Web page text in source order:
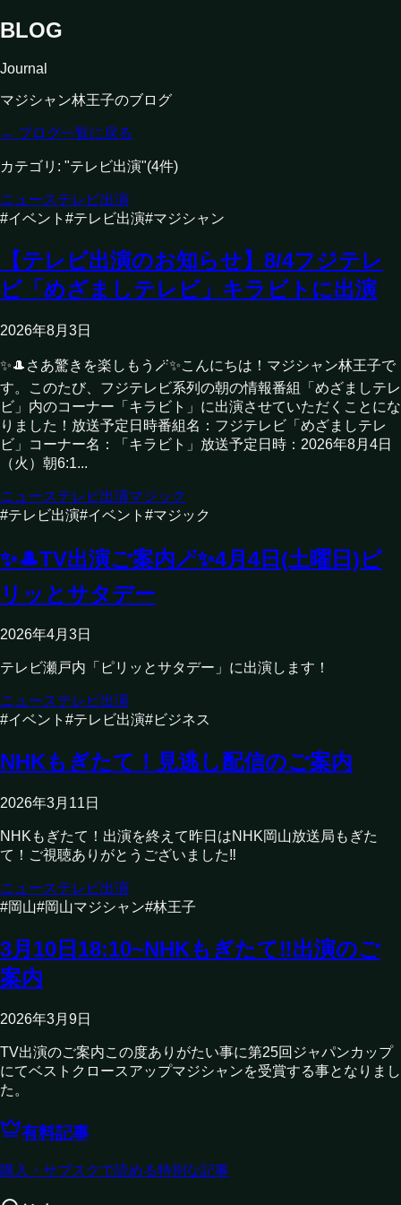
BLOG
Journal
マジシャン林王子のブログ
← ブログ一覧に戻る
カテゴリ: "テレビ出演"(4件)
ニューステレビ出演
#イベント #テレビ出演#マジシャン
【テレビ出演のお知らせ】8/4フジテレ
ビ「めざましテレビ」キラビトに出演
2026年8月3日
✨🎩さあ驚きを楽しもう🪄✨こんにちは！マジシャン林王子で
す。このたび、フジテレビ系列の朝の情報番組「めざましテレ
ビ」内のコーナー「キラビト」に出演させていただくことにな
りました！放送予定日時番組名：フジテレビ「めざましテレ
ビ」コーナー名：「キラビト」放送予定日時：2026年8月4日
（火）朝6:1...
ニューステレビ出演マジック
#テレビ出演#イベント #マジック
✨🎩TV出演ご案内🪄✨4月4日(土曜日)ピ
リッとサタデー
2026年4月3日
テレビ瀬戸内「ピリッとサタデー」に出演します！
ニューステレビ出演
#イベント #テレビ出演#ビジネス
NHKもぎたて！見逃し配信のご案内
2026年3月11日
NHKもぎたて！出演を終えて昨日はNHK岡山放送局もぎた
て！ご視聴ありがとうございました‼︎
ニューステレビ出演
#岡山#岡山マジシャン#林王子
3月10日18:10~NHKもぎたて‼︎出演のご
案内
2026年3月9日
TV出演のご案内この度ありがたい事に第25回ジャパンカップ
にてベストクロースアップマジシャンを受賞する事となりまし
た。
有料記事
購入・サブスクで読める特別な記事